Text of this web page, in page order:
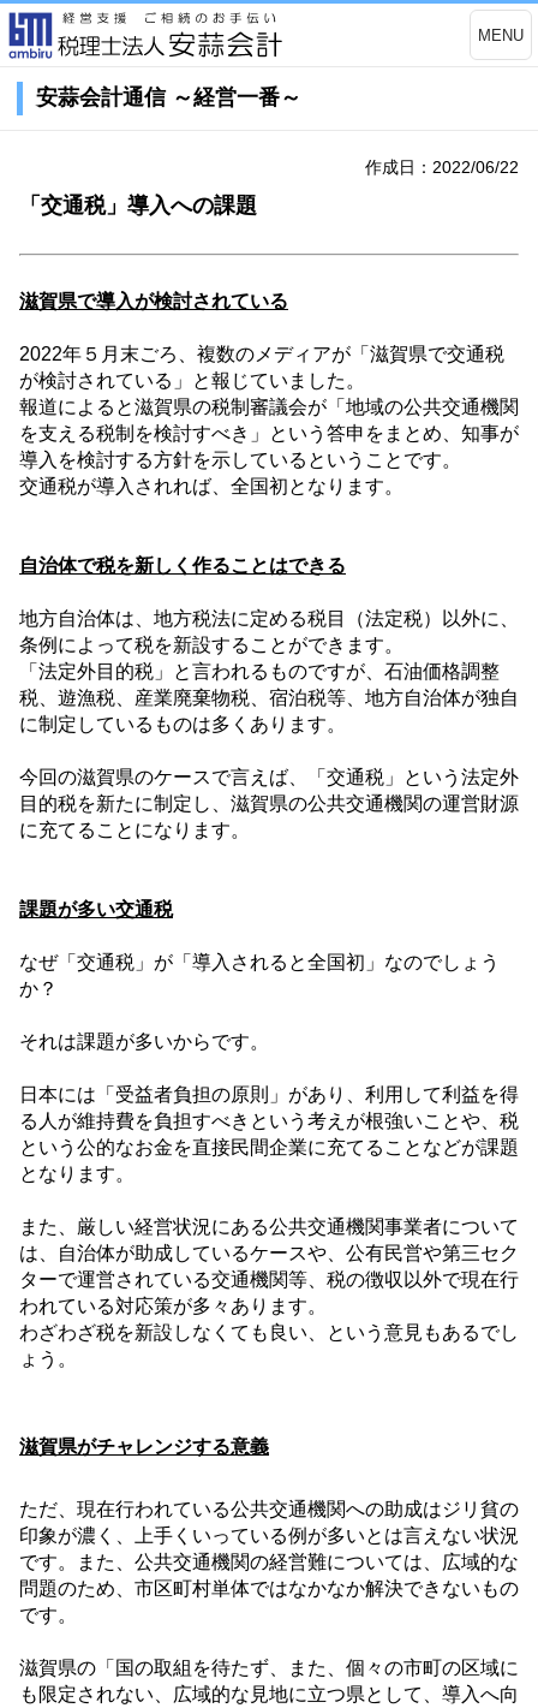
MENU
安蒜会計通信 ～経営一番～
作成日：2022/06/22
「交通税」導入への課題
滋賀県で導入が検討されている
2022年５月末ごろ、複数のメディアが「滋賀県で交通税
が検討されている」と報じていました。
報道によると滋賀県の税制審議会が「地域の公共交通機関
を支える税制を検討すべき」という答申をまとめ、知事が
導入を検討する方針を示しているということです。
交通税が導入されれば、全国初となります。
自治体で税を新しく作ることはできる
地方自治体は、地方税法に定める税目（法定税）以外に、
条例によって税を新設することができます。
「法定外目的税」と言われるものですが、石油価格調整
税、遊漁税、産業廃棄物税、宿泊税等、地方自治体が独自
に制定しているものは多くあります。
今回の滋賀県のケースで言えば、「交通税」という法定外
目的税を新たに制定し、滋賀県の公共交通機関の運営財源
に充てることになります。
課題が多い交通税
なぜ「交通税」が「導入されると全国初」なのでしょう
か？
それは課題が多いからです。
日本には「受益者負担の原則」があり、利用して利益を得
る人が維持費を負担すべきという考えが根強いことや、税
という公的なお金を直接民間企業に充てることなどが課題
となります。
また、厳しい経営状況にある公共交通機関事業者について
は、自治体が助成しているケースや、公有民営や第三セク
ターで運営されている交通機関等、税の徴収以外で現在行
われている対応策が多々あります。
わざわざ税を新設しなくても良い、という意見もあるでし
ょう。
滋賀県がチャレンジする意義
ただ、現在行われている公共交通機関への助成はジリ貧の
印象が濃く、上手くいっている例が多いとは言えない状況
です。また、公共交通機関の経営難については、広域的な
問題のため、市区町村単体ではなかなか解決できないもの
です。
滋賀県の「国の取組を待たず、また、個々の市町の区域に
も限定されない、広域的な見地に立つ県として、導入へ向